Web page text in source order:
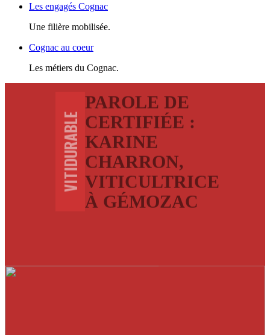
Les engagés Cognac
Une filière mobilisée.
Cognac au coeur
Les métiers du Cognac.
VITIDURABLE
PAROLE DE
CERTIFIÉE :
KARINE
CHARRON,
VITICULTRICE
À GÉMOZAC